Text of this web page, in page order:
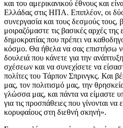
και του αμερικανικού έθνους και
Ελλάδας στις ΗΠΑ. Επιπλέον, οι
συνεργασία και τους δεσμούς τους,
μοιραζόμαστε τις βασικές αρχές της
δημοκρατίας που πρέπει να
κόσμο. Θα ήθελα να σας επιστήσω
δουλειά που κάνετε για την
σχέσεων και να συνεχίσετε να
πολίτες του Τάρπον Σπρινγκς. Και
μας, τον πολιτισμό μας, την
γλώσσα μας, και πάντα να είμαστε
για τις προσπάθειες που γίνονται
κορυφαίους στη διεθνή σκηνή».